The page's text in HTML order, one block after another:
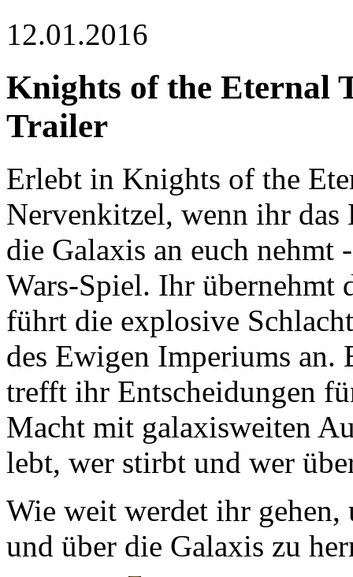
12.01.2016
Knights of the Eternal
Trailer
Erlebt in Knights of the
Nervenkitzel, wenn ihr das
die Galaxis an euch nehmt
Wars-Spiel. Ihr übernehmt
führt die explosive
des Ewigen Imperiums an.
trefft ihr Entscheidungen
Macht mit galaxisweiten
lebt, wer stirbt und wer
Wie weit werdet ihr gehen,
und über die Galaxis zu